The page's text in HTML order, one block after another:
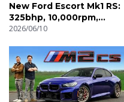
New Ford Escort Mk1 RS:
325bhp, 10,000rpm,
895kg! | 4K
2026/06/10